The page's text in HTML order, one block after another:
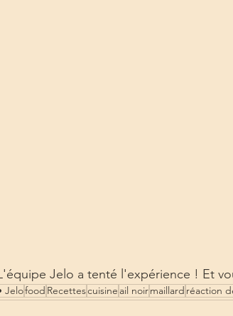
Jelo a tenté l'expérience ! Et
Jelofood Recettescuisine ail noirmaillard réaction